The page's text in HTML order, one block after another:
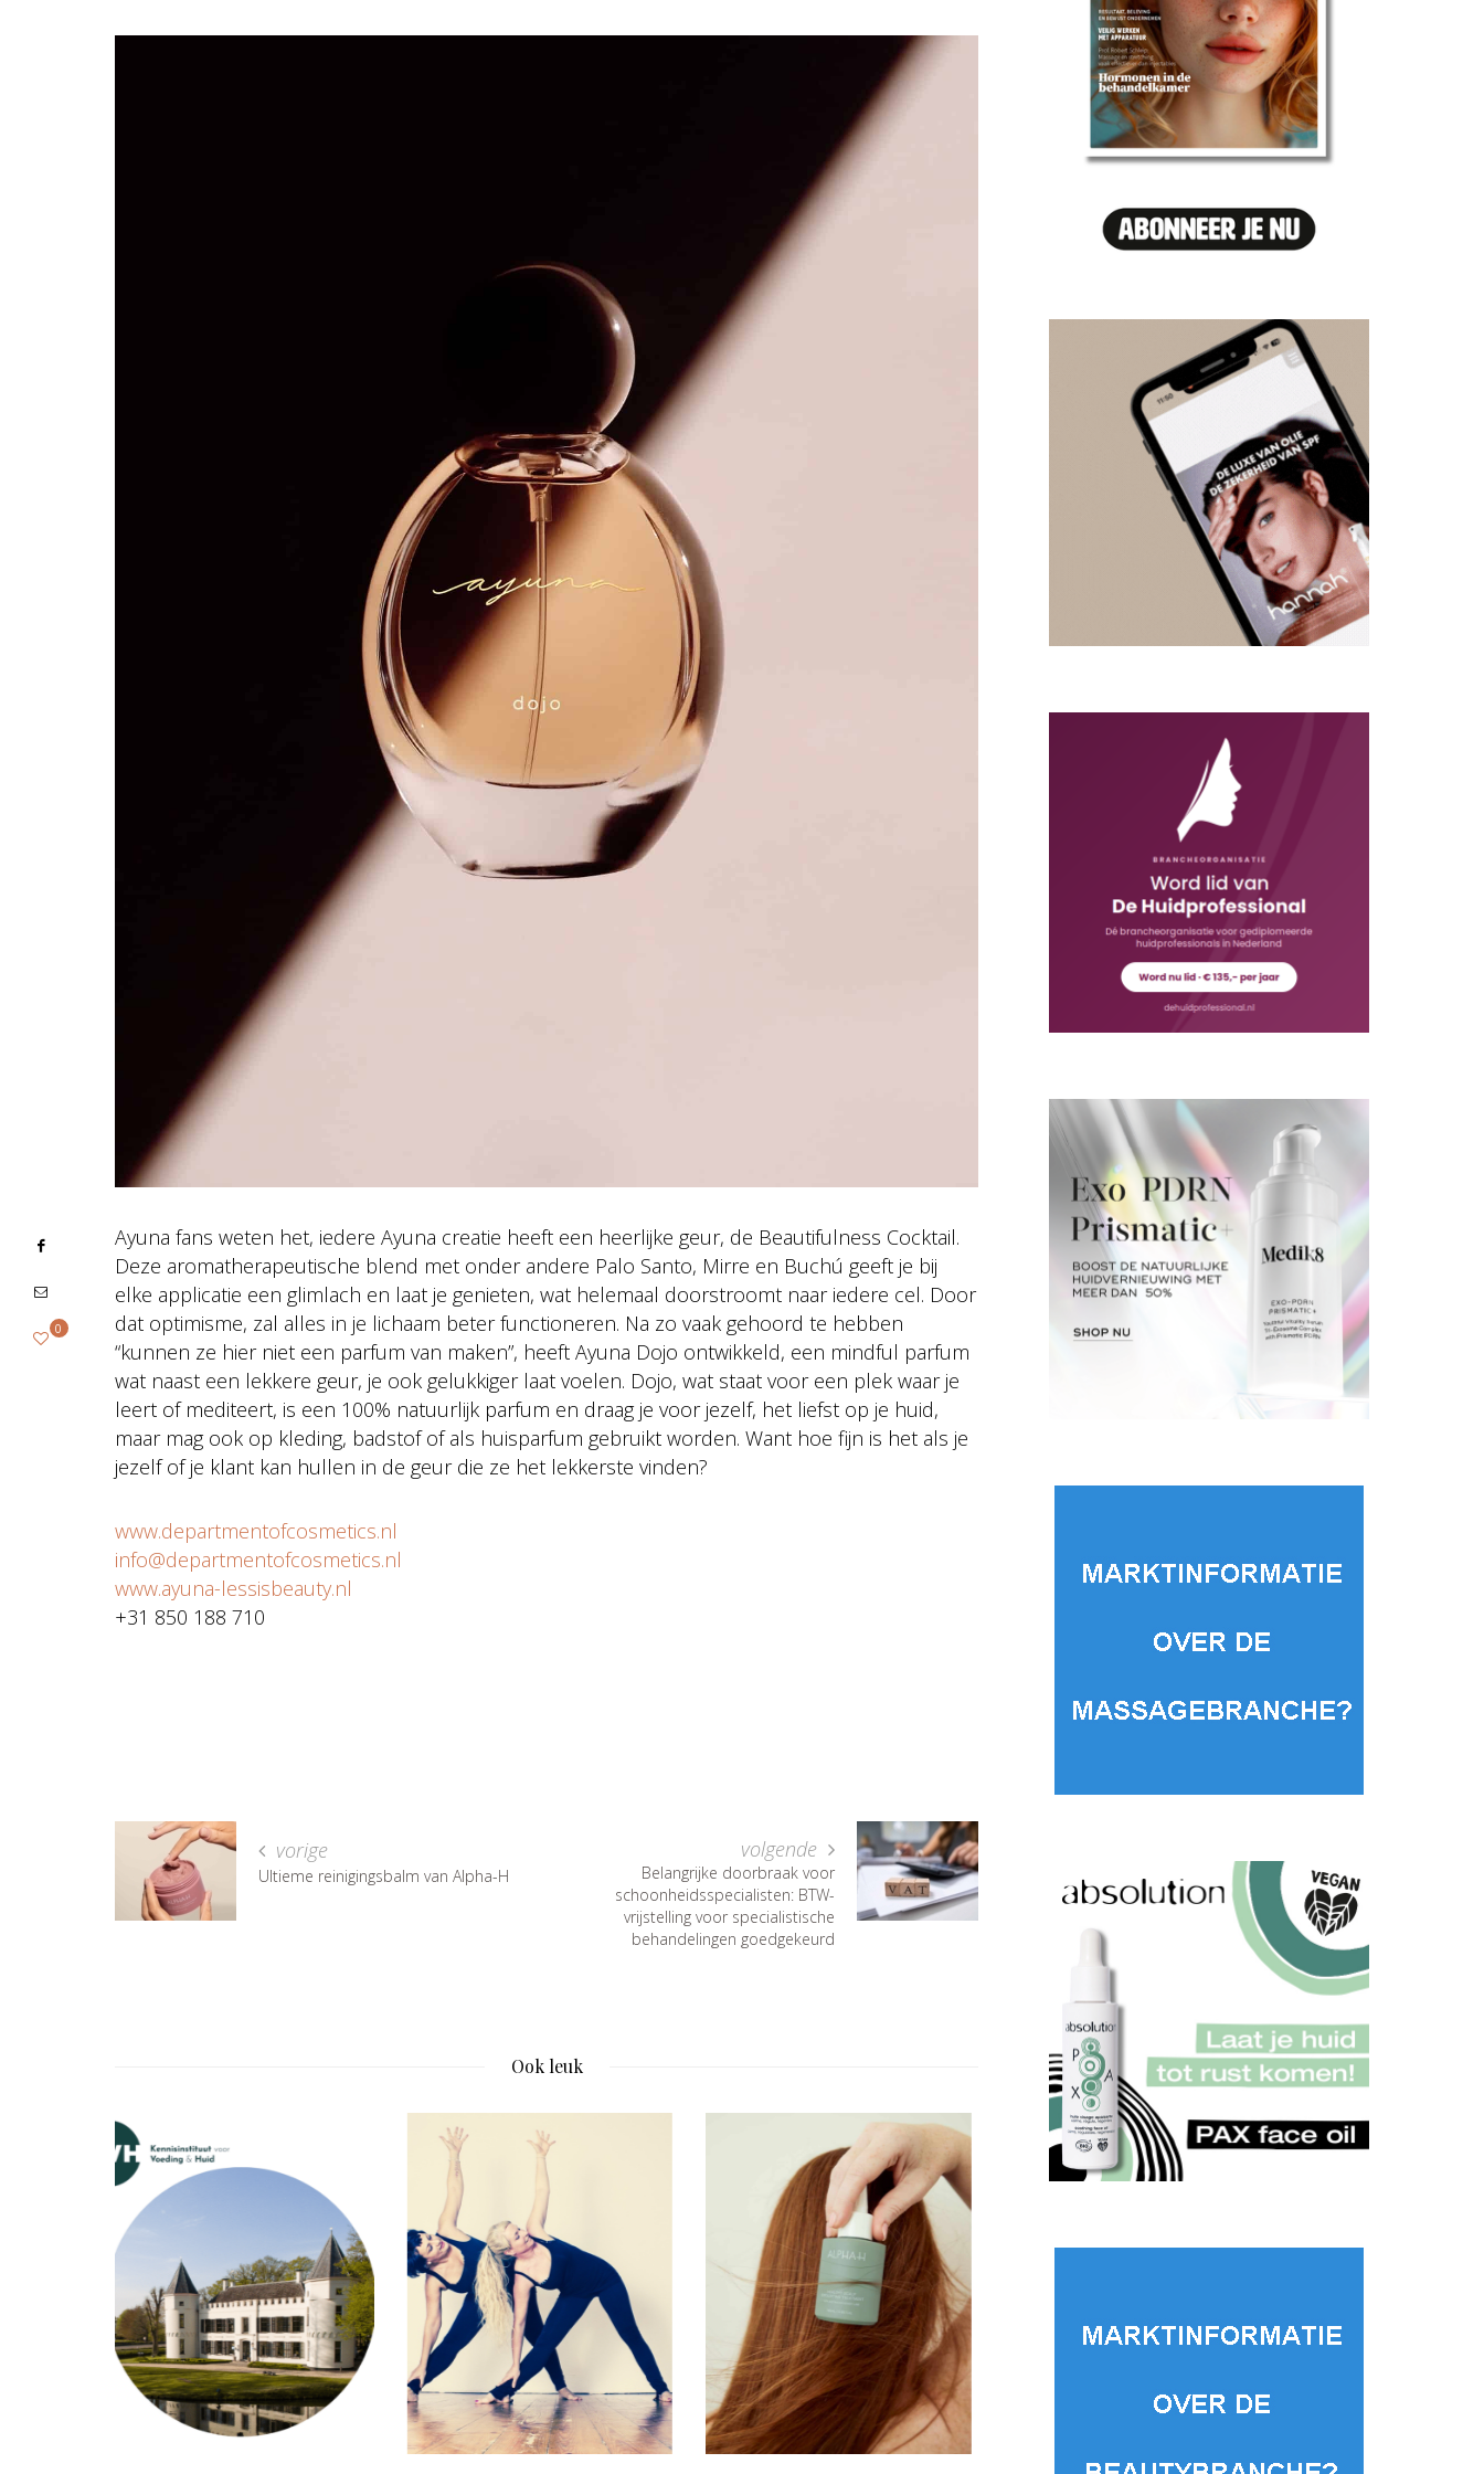
Ayuna fans weten het, iedere Ayuna creatie heeft een heerlijke geur, de Beautifulness Cocktail.
Deze aromatherapeutische blend met onder andere Palo Santo, Mirre en Buchú geeft je bij
elke applicatie een glimlach en laat je genieten, wat helemaal doorstroomt naar iedere cel. Door
dat optimisme, zal alles in je lichaam beter functioneren. Na zo vaak gehoord te hebben
“kunnen ze hier niet een parfum van maken”, heeft Ayuna Dojo ontwikkeld, een mindful parfum
wat naast een lekkere geur, je ook gelukkiger laat voelen. Dojo, wat staat voor een plek waar je
leert of mediteert, is een 100% natuurlijk parfum en draag je voor jezelf, het liefst op je huid,
maar mag ook op kleding, badstof of als huisparfum gebruikt worden. Want hoe fijn is het als je
jezelf of je klant kan hullen in de geur die ze het lekkerste vinden?
www.departmentofcosmetics.nl
info@departmentofcosmetics.nl
www.ayuna-lessisbeauty.nl
+31 850 188 710
0
vorige
Ultieme reinigingsbalm van Alpha-H
volgende
Belangrijke doorbraak voor
schoonheidsspecialisten: BTW-
vrijstelling voor specialistische
behandelingen goedgekeurd
Ook leuk